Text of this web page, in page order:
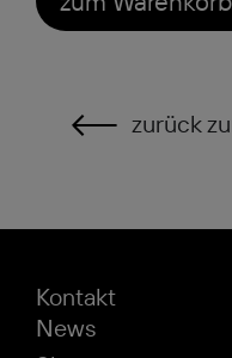
zurück
Kontakt
News